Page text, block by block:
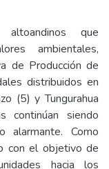
que
ambientales,
de Producción de
distribuidos en
(5) y Tungurahua
continúan siendo
Como
con el objetivo de
hacia los